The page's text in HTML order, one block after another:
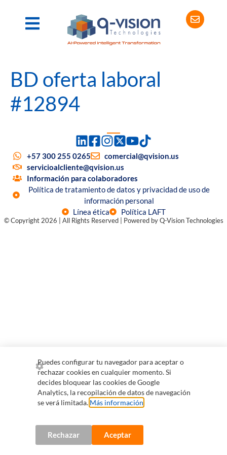
BD oferta laboral
#12894
+57 300 255 0265
comercial@qvision.us
servicioalcliente@qvision.us
Información para colaboradores
Política de tratamiento de datos y privacidad de uso de
información personal
Línea ética
Política LAFT
© Copyright 2026 | All Rights Reserved | Powered by Q-Vision Technologies
Puedes configurar tu navegador para aceptar o
rechazar cookies en cualquier momento. Si
decides bloquear las cookies de Google
Analytics, la recopilación de datos de navegación
se verá limitada. Más información
Rechazar Aceptar